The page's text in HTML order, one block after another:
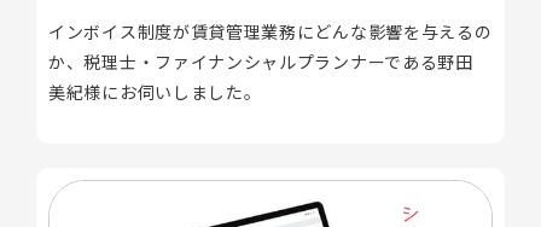
インボイス制度が賃貸管理業務にどんな影響を与えるの
か、税理士・ファイナンシャルプランナーである野田
美紀様にお伺いしました。